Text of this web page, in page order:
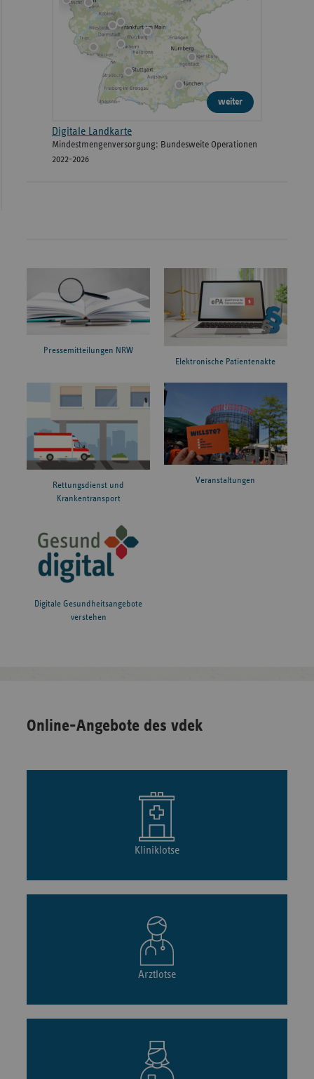
weiter
Digitale Landkarte
Mindestmengenversorgung: Bundesweite Operationen
2022-2026
Pressemitteilungen NRW
Elektronische Patientenakte
Rettungsdienst und
Krankentransport
Veranstaltungen
Digitale Gesundheitsangebote
verstehen
Online-Angebote des vdek
Kliniklotse
Arztlotse